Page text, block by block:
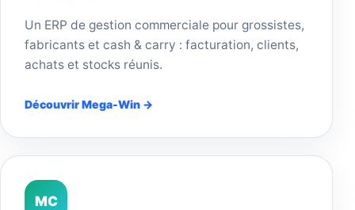
Un ERP de gestion commerciale pour grossistes,
fabricants et cash & carry : facturation, clients,
achats et stocks réunis.
Découvrir Mega-Win →
MC